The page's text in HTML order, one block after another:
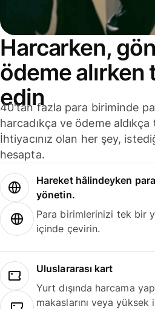
Harcarken,
ödeme
edin
40'tan fazla para biriminde
harcadıkça ve ödeme
İhtiyacınız olan her şey,
hesapta.
Hareket hâlindeyken
yönetin.
Para birimlerinizi tek bir
içinde çevirin.
Uluslararası kart
Yurt dışında harcama
makaslarını veya